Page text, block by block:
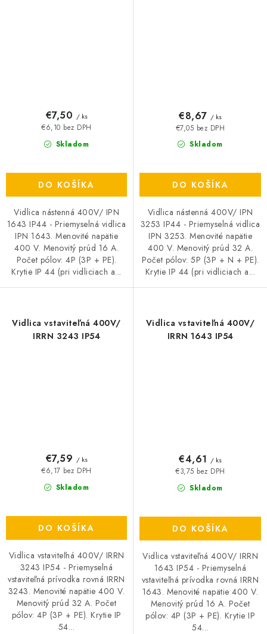
Skladom
€6,10 bez DPH
€7,50 / ks
DO KOŠÍKA
Vidlica nástenná 400V/ IPN
1643 IP44 - Priemyselná vidlica
IPN 1643. Menovité napätie
400 V. Menovitý prúd 16 A.
Počet pólov: 4P (3P + PE).
Krytie IP 44 (pri vidliciach a...
Skladom
€7,05 bez DPH
€8,67 / ks
DO KOŠÍKA
Vidlica nástenná 400V/ IPN
3253 IP44 - Priemyselná vidlica
IPN 3253. Menovité napätie
400 V. Menovitý prúd 32 A.
Počet pólov: 5P (3P + N + PE).
Krytie IP 44 (pri vidliciach a...
Vidlica vstaviteľná 400V/
IRRN 3243 IP54
Skladom
€6,17 bez DPH
€7,59 / ks
DO KOŠÍKA
Vidlica vstaviteľná 400V/ IRRN
3243 IP54 - Priemyselná
vstaviteľná prívodka rovná IRRN
3243. Menovité napätie 400 V.
Menovitý prúd 32 A. Počet
pólov: 4P (3P + PE). Krytie IP
54...
Vidlica vstaviteľná 400V/
IRRN 1643 IP54
Skladom
€3,75 bez DPH
€4,61 / ks
DO KOŠÍKA
Vidlica vstaviteľná 400V/ IRRN
1643 IP54 - Priemyselná
vstaviteľná prívodka rovná IRRN
1643. Menovité napätie 400 V.
Menovitý prúd 16 A. Počet
pólov: 4P (3P + PE). Krytie IP
54...